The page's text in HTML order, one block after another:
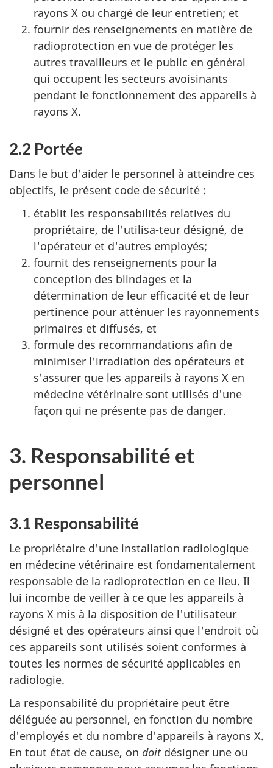
rayons X ou chargé de leur entretien; et
fournir des renseignements en matière de
radioprotection en vue de protéger les
autres travailleurs et le public en général
qui occupent les secteurs avoisinants
pendant le fonctionnement des appareils à
rayons X.
2.2 Portée
Dans le but d'aider le personnel à atteindre ces
objectifs, le présent code de sécurité :
établit les responsabilités relatives du
propriétaire, de l'utilisa-teur désigné, de
l'opérateur et d'autres employés;
fournit des renseignements pour la
conception des blindages et la
détermination de leur efficacité et de leur
pertinence pour atténuer les rayonnements
primaires et diffusés, et
formule des recommandations afin de
minimiser l'irradiation des opérateurs et
s'assurer que les appareils à rayons X en
médecine vétérinaire sont utilisés d'une
façon qui ne présente pas de danger.
3. Responsabilité et
personnel
3.1 Responsabilité
Le propriétaire d'une installation radiologique
en médecine vétérinaire est fondamentalement
responsable de la radioprotection en ce lieu. Il
lui incombe de veiller à ce que les appareils à
rayons X mis à la disposition de l'utilisateur
désigné et des opérateurs ainsi que l'endroit où
ces appareils sont utilisés soient conformes à
toutes les normes de sécurité applicables en
radiologie.
La responsabilité du propriétaire peut être
déléguée au personnel, en fonction du nombre
d'employés et du nombre d'appareils à rayons X.
En tout état de cause, on doitdésigner une ou